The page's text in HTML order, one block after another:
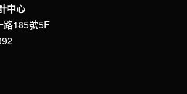
中心
路185號5F